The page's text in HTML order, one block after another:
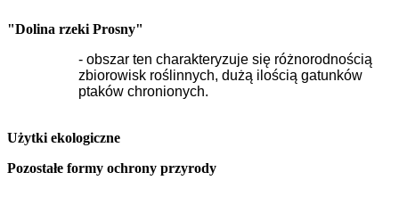
"Dolina rzeki Prosny"
- obszar ten charakteryzuje się różnorodnością
zbiorowisk roślinnych, dużą ilością gatunków
ptaków chronionych.
Użytki ekologiczne
Pozostałe formy ochrony przyrody